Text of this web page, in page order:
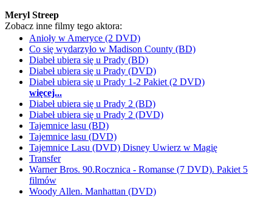
Meryl Streep
Zobacz inne filmy tego aktora:
Anioły w Ameryce (2 DVD)
Co się wydarzyło w Madison County (BD)
Diabeł ubiera się u Prady (BD)
Diabeł ubiera się u Prady (DVD)
Diabeł ubiera się u Prady 1-2 Pakiet (2 DVD)
więcej...
Diabeł ubiera się u Prady 2 (BD)
Diabeł ubiera się u Prady 2 (DVD)
Tajemnice lasu (BD)
Tajemnice lasu (DVD)
Tajemnice Lasu (DVD) Disney Uwierz w Magię
Transfer
Warner Bros. 90.Rocznica - Romanse (7 DVD). Pakiet 5
filmów
Woody Allen. Manhattan (DVD)